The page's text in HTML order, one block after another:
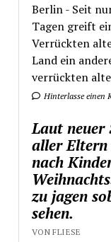
Berlin - Seit
Tagen greift
Verrückten
Land ein
verrückten
Hinterlasse einen
Laut neuer
aller
nach
zu jagen
sehen.
VON FLIESE